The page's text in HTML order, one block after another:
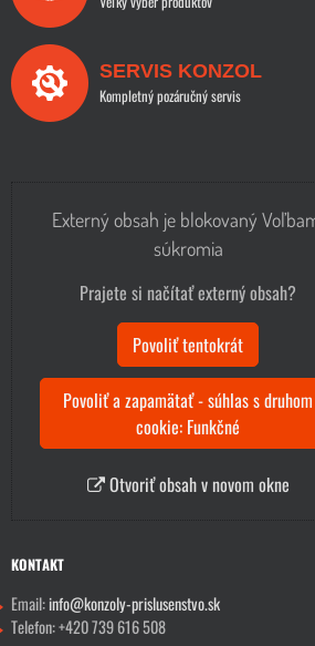
SERVIS KONZOL
Kompletný pozáručný servis
Externý obsah je blokovaný
súkromia
Prajete si načítať externý obsah?
Povoliť tentokrát
Povoliť a zapamätať - súhlas s druhom
cookie: Funkčné
Otvoriť obsah v novom okne
KONTAKT
Email:info@konzoly-prislusenstvo.sk
Telefon: +420 739 616 508